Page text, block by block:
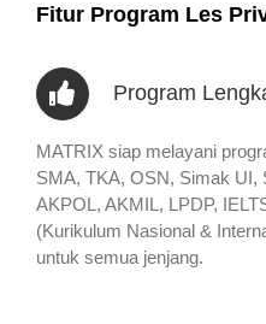
Fitur Program Les
Program
MATRIX siap melayani
SMA, TKA, OSN, Simak UI,
AKPOL, AKMIL, LPDP,
(Kurikulum Nasional &
untuk semua jenjang.